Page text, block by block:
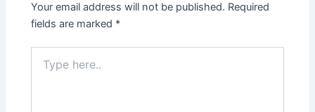
Your email address will not be published. Required
fields are marked *
here..